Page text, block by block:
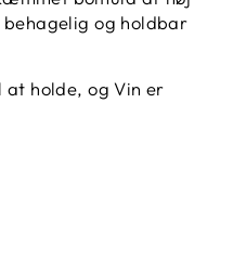
og holdbar
at holde, og Vin er